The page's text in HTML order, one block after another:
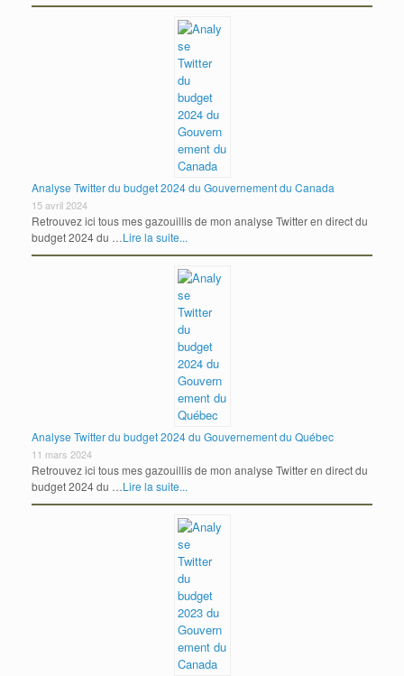
Analyse Twitter du budget 2024 du Gouvernement du Canada
15 avril 2024
Retrouvez ici tous mes gazouillis de mon analyse Twitter en direct du
budget 2024 du …Lire la suite...
Analyse Twitter du budget 2024 du Gouvernement du Québec
11 mars 2024
Retrouvez ici tous mes gazouillis de mon analyse Twitter en direct du
budget 2024 du …Lire la suite...